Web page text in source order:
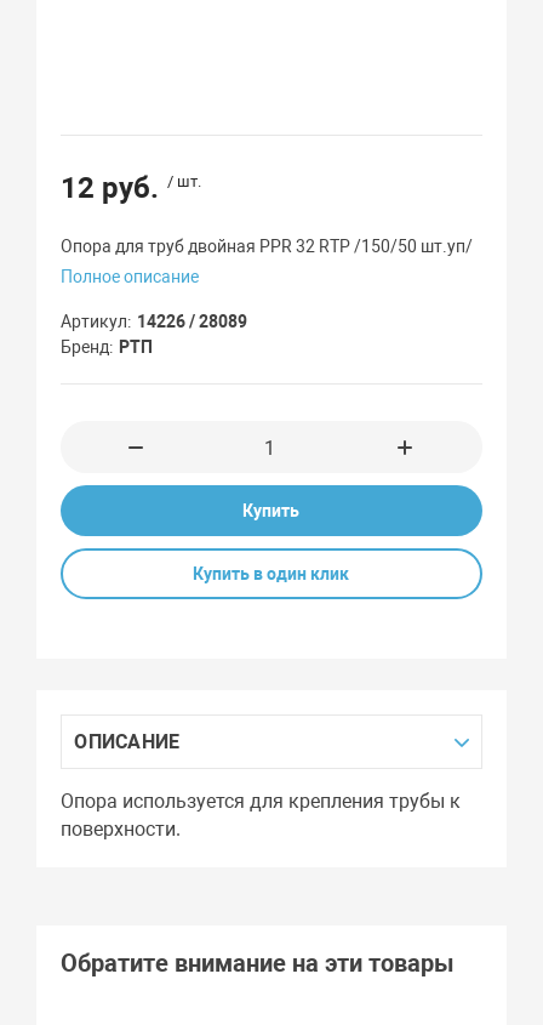
12 руб. / шт.
Опора для труб двойная PPR 32 RTP /150/50 шт.уп/
Полное описание
Артикул
14226 / 28089
Бренд
РТП
Купить
Купить в один клик
ОПИСАНИЕ
Опора используется для крепления трубы к
поверхности.
Обратите внимание на эти товары